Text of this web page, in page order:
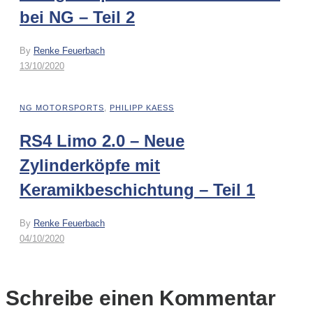
bei NG – Teil 2
By Renke Feuerbach
13/10/2020
NG MOTORSPORTS PHILIPP KAESS
RS4 Limo 2.0 – Neue
Zylinderköpfe mit
Keramikbeschichtung – Teil 1
By Renke Feuerbach
04/10/2020
Schreibe einen Kommentar